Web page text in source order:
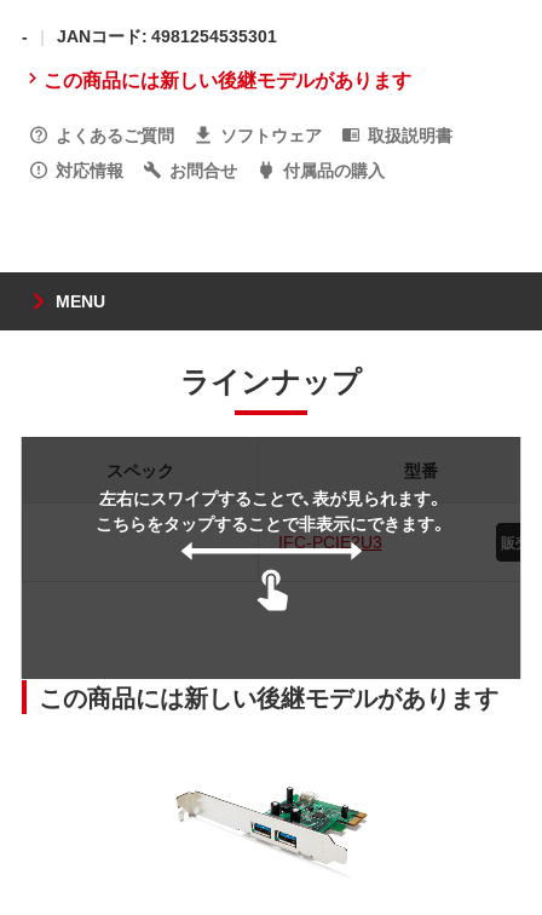
- JANコード: 4981254535301
この商品には新しい後継モデルがあります
よくあるご質問 ソフトウェア
取扱説明書
対応情報
お問合せ 付属品の購入
MENU
ラインナップ
左右にスワイプすることで、表が見られます。
こちらをタップすることで非表示にできます。
スペック 型番
IFC-PCIE2U3
この商品には新しい後継モデルがあります